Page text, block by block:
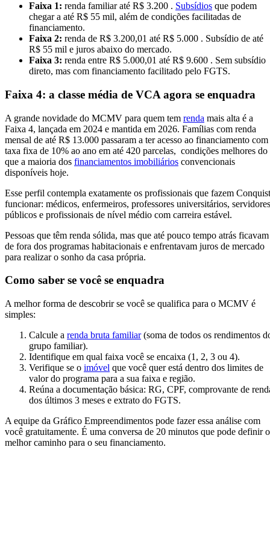
Faixa 1: renda familiar até R$ 3.200 . Subsídios que podem
chegar a até R$ 55 mil, além de condições facilitadas de
financiamento.
Faixa 2: renda de R$ 3.200,01 até R$ 5.000 . Subsídio de até
R$ 55 mil e juros abaixo do mercado.
Faixa 3: renda entre R$ 5.000,01 até R$ 9.600 . Sem subsídio
direto, mas com financiamento facilitado pelo FGTS.
Faixa 4: a classe média de VCA agora se enquadra
A grande novidade do MCMV para quem tem renda mais alta é a
Faixa 4, lançada em 2024 e mantida em 2026. Famílias com renda
mensal de até R$ 13.000 passaram a ter acesso ao financiamento com
taxa fixa de 10% ao ano em até 420 parcelas, condições melhores do
que a maioria dos financiamentos imobiliários convencionais
disponíveis hoje.
Esse perfil contempla exatamente os profissionais que fazem
funcionar: médicos, enfermeiros, professores universitários, servidores
públicos e profissionais de nível médio com carreira estável.
Pessoas que têm renda sólida, mas que até pouco tempo atrás ficavam
de fora dos programas habitacionais e enfrentavam juros de mercado
para realizar o sonho da casa própria.
Como saber se você se enquadra
A melhor forma de descobrir se você se qualifica para o MCMV é
simples:
Calcule a renda bruta familiar(soma de todos os rendimentos
grupo familiar).
Identifique em qual faixa você se encaixa (1, 2, 3 ou 4).
Verifique se o imóvel que você quer está dentro dos limites de
valor do programa para a sua faixa e região.
Reúna a documentação básica: RG, CPF, comprovante de
dos últimos 3 meses e extrato do FGTS.
A equipe da Gráfico Empreendimentos pode fazer essa análise com
você gratuitamente. É uma conversa de 20 minutos que pode definir o
melhor caminho para o seu financiamento.